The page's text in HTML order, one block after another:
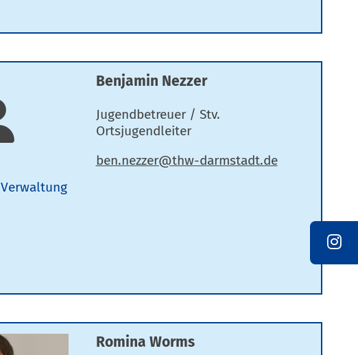
Benjamin Nezzer
Jugendbetreuer / Stv.
Ortsjugendleiter
Verwaltung
Romina Worms